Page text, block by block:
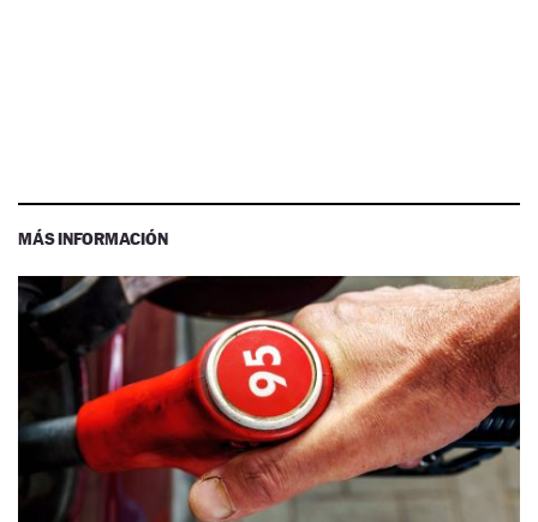
MÁS INFORMACIÓN